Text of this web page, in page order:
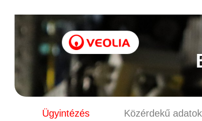
Ügyintézés Közérdekű adatok